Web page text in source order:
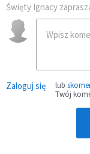
Święty Ignacy
Zaloguj się lub
Twój